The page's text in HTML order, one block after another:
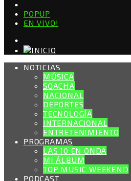
POPUP
EN VIVO!
NOTICIAS
MÚSICA
SOACHA
NACIONAL
DEPORTES
TECNOLOGÍA
INTERNACIONAL
ENTRETENIMIENTO
PROGRAMAS
LAS 10 EN ONDA
MI ÁLBUM
TOP MUSIC WEEKEND
PODCAST